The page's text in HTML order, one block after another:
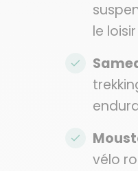
le loisir
vélo